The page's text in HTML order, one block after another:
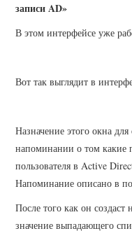
записи AD»
В этом интерфейсе уже
Вот так выглядит в
Назначение этого окна
напоминании о том какие
пользователя в Active
Напоминание описано в
После того как он
значение выпадающего